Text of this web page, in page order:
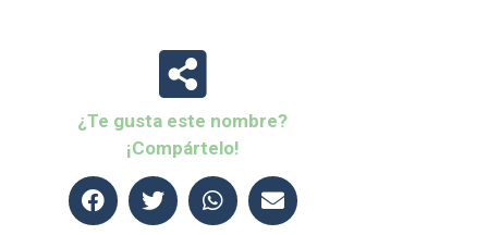
¿Te gusta este nombre?
¡Compártelo!